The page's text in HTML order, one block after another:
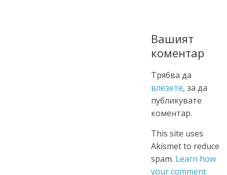
Вашият
коментар
Трябва да
влезете, за да
публикувате
коментар.
This site uses
Akismet to reduce
spam. Learn how
your comment